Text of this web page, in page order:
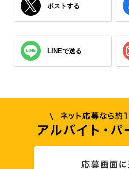
ポストする
LINEで送る